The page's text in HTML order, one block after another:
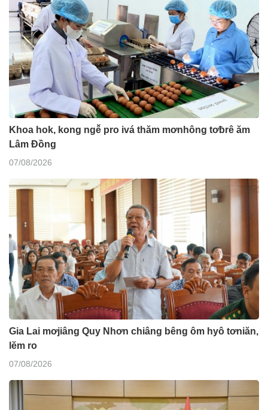
Khoa hok, kong ngê̆ pro ivá thăm mơnhông tơƀrê ăm
Lâm Đồng
07/08/2026
Gia Lai mơjiâng Quy Nhơn chiâng bêng ôm hyô tơniăn,
lĕm ro
07/08/2026